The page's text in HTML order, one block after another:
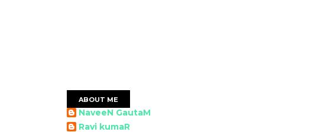
ABOUT ME
NaveeN GautaM
Ravi kumaR